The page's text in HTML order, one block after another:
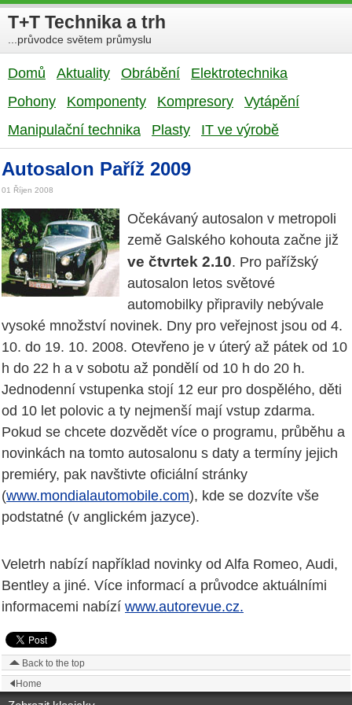
T+T Technika a trh
...průvodce světem průmyslu
Domů Aktuality Obrábění
Elektrotechnika
Pohony
Komponenty Kompresory
Vytápění
Manipulační technika
Plasty IT ve výrobě
Autosalon Paříž 2009
01 Říjen 2008
Očekávaný autosalon v metropoli
země Galského kohouta začne již
ve čtvrtek 2.10. Pro pařížský
autosalon letos světové
automobilky připravily nebývale
vysoké množství novinek. Dny pro veřejnost jsou od 4.
10. do 19. 10. 2008. Otevřeno je v úterý až pátek od 10
h do 22 h a v sobotu až pondělí od 10 h do 20 h.
Jednodenní vstupenka stojí 12 eur pro dospělého, děti
od 10 let polovic a ty nejmenší mají vstup zdarma.
Pokud se chcete dozvědět více o programu, průběhu a
novinkách na tomto autosalonu s daty a termíny jejich
premiéry, pak navštivte oficiální stránky
(www.mondialautomobile.com), kde se dozvíte vše
podstatné (v anglickém jazyce).
Veletrh nabízí například novinky od Alfa Romeo, Audi,
Bentley a jiné. Více informací a průvodce aktuálními
informacemi nabízí www.autorevue.cz.
Back to the top
Home